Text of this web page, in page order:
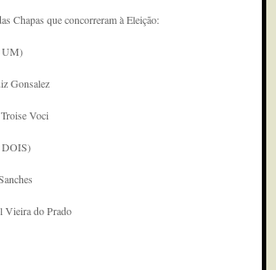
Chapas que concorreram à Eleição:
UM)
Gonsalez
Voci
DOIS)
Vieira do Prado